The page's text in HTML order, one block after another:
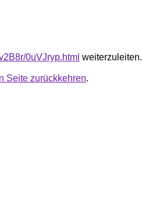
0uVJryp.html weiterzuleiten.
Seite zurückkehren.